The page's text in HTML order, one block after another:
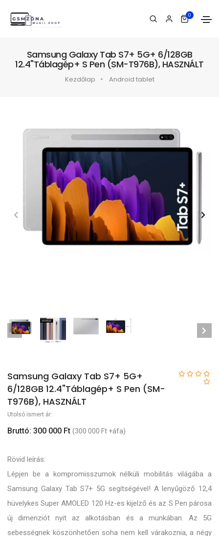
0
Samsung Galaxy Tab S7+ 5G+ 6/128GB
12.4"Táblagép+ S Pen (SM-T976B), HASZNÁLT
Kezdőlap Android tablet
Samsung Galaxy Tab S7+ 5G+
6/128GB 12.4"Táblagép+ S Pen (SM-
T976B), HASZNÁLT
Utolsó ismert ár:
Bruttó: 300 000 Ft (300 000 Ft +áfa)
Rövid leírás:
Lépjen be a kompromisszumok nélküli mobilitás világába a
Samsung Galaxy Tab S7+ 5G segítségével! A lenyűgöző 12,4
hüvelykes Super AMOLED 120 Hz-es kijelző és az S Pen párosa
új dimenziót nyit az alkotásban és a munkában. Az 5G
sebességnek köszönhetően soha nem kell várakoznia, a négy